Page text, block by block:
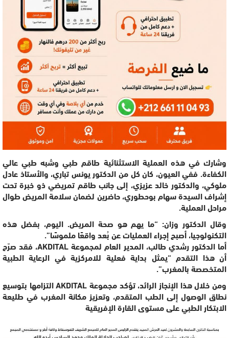
وشارك في هذه العملية الاستثنائية طاقم طبي وشبه طبي عالي
الكفاءة. ففي العيون، كان كل من الدكتور يونس تباري، والأستاذ عادل
ملوكي، والدكتور خالد عزيزي، إلى جانب طاقم تمريضي ذو خبرة تحت
إشراف السيدة سهام بوحطوري، حاضرين لضمان سلامة المريض طوال
مراحل العملية.
وقال الدكتور وزان: “ما يهم هو صحة المريض. اليوم، بفضل هذه
التكنولوجيا، أصبح إجراء العمليات عن بُعد واقعًا ملموسًا”.
أما الدكتور رشدي طالب، المدير العام لمجموعة AKDITAL، فقد صرّح
أن هذا التقدم “يمثل بداية فعلية للامركزية في الرعاية الطبية
المتخصصة بالمغرب”.
ومن خلال هذا الإنجاز الرائد، تؤكد مجموعة AKDITAL التزامها بتوسيع
نطاق الوصول إلى الطب المتقدم، وتعزيز مكانة المغرب في طليعة
الابتكار الطبي على مستوى القارة الإفريقية